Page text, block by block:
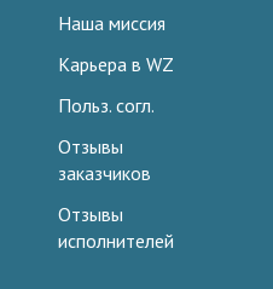
Наша миссия
Карьера в WZ
Польз. согл.
Отзывы
заказчиков
Отзывы
исполнителей